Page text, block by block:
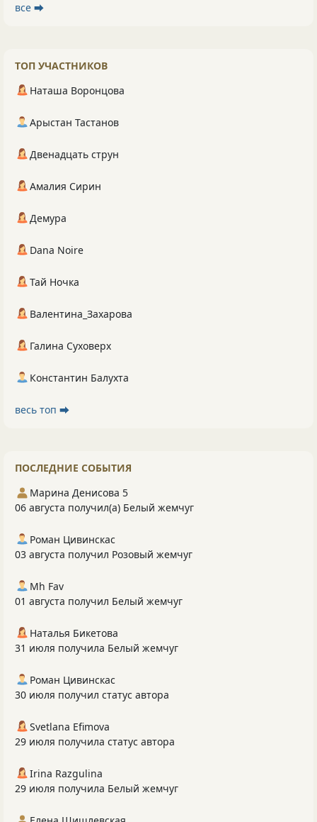
все ⮕
ТОП УЧАСТНИКОВ
Наташа Воронцова
Арыстан Тастанов
Двенадцать струн
Амалия Сирин
Демура
Dana Noire
Тай Ночка
Валентина_Захарова
Галина Суховерх
Константин Балухта
весь топ ⮕
ПОСЛЕДНИЕ СОБЫТИЯ
Марина Денисова 5
06 августа получил(а) Белый жемчуг
Роман Цивинскас
03 августа получил Розовый жемчуг
Mh Fav
01 августа получил Белый жемчуг
Наталья Бикетова
31 июля получила Белый жемчуг
Роман Цивинскас
30 июля получил статус автора
Svetlana Efimova
29 июля получила статус автора
Irina Razgulina
29 июля получила Белый жемчуг